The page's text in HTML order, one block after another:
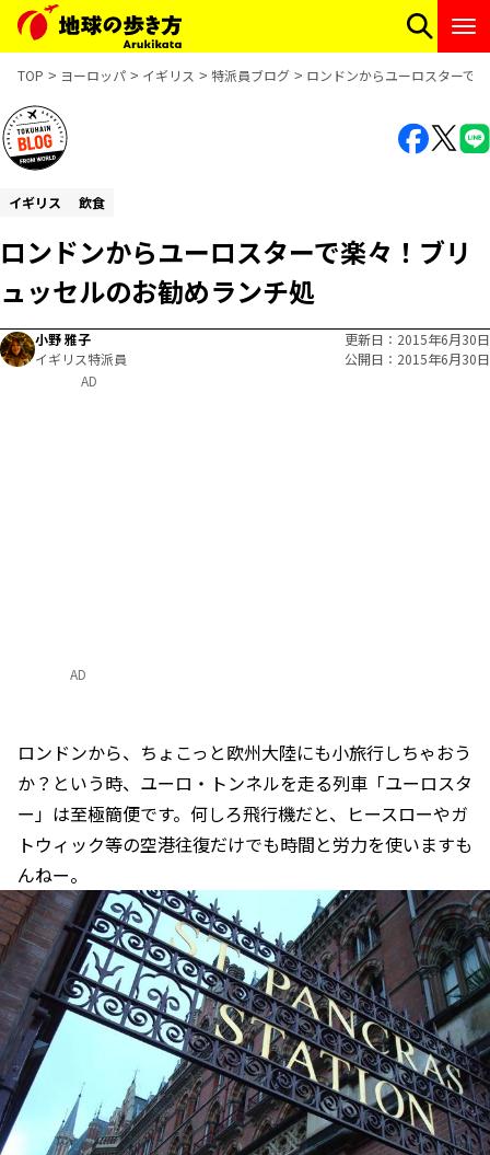
TOP ヨーロッパ イギリス 特派員ブログ ロンドンからユーロスターで
イギリス 飲食
ロンドンからユーロスターで楽々！ブリ
ュッセルのお勧めランチ処
小野 雅子
イギリス特派員
更新日
2015年6月30日
公開日
2015年6月30日
AD
ロンドンから、ちょこっと欧州大陸にも小旅行しちゃおう
か？という時、ユーロ・トンネルを走る列車「ユーロスタ
ー」は至極簡便です。何しろ飛行機だと、ヒースローやガ
トウィック等の空港往復だけでも時間と労力を使いますも
んねー。
AD